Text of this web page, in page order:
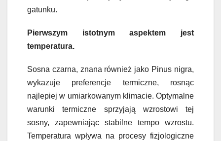
gatunku.
Pierwszym istotnym aspektem jest
temperatura.
Sosna czarna, znana również jako Pinus nigra,
wykazuje preferencje termiczne, rosnąc
najlepiej w umiarkowanym klimacie. Optymalne
warunki termiczne sprzyjają wzrostowi tej
sosny, zapewniając stabilne tempo wzrostu.
Temperatura wpływa na procesy fizjologiczne